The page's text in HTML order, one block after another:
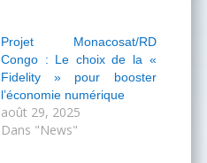
Projet Monacosat/RD
Congo : Le choix de la «
Fidelity » pour booster
l’économie numérique
août 29, 2025
Dans "News"